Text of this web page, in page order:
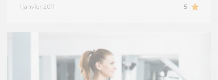
1 janvier 2011 5